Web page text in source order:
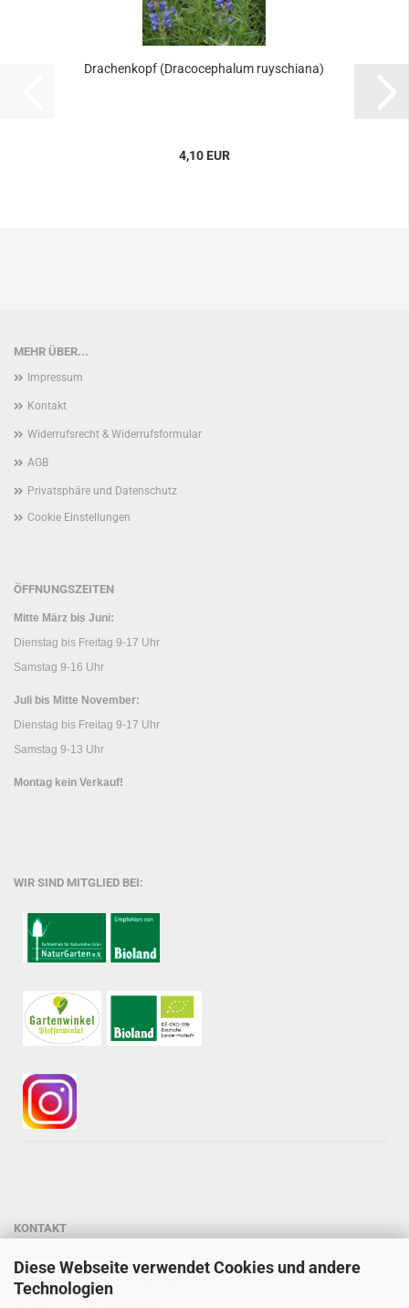
Diese Webseite verwendet Cookies und andere
Technologien
Drachenkopf (Dracocephalum ruyschiana)
4,10 EUR
MEHR ÜBER...
Impressum
Kontakt
Widerrufsrecht & Widerrufsformular
AGB
Privatsphäre und Datenschutz
Cookie Einstellungen
ÖFFNUNGSZEITEN
Mitte März bis Juni:
Dienstag bis Freitag 9-17 Uhr
Samstag 9-16 Uhr
Juli bis Mitte November:
Dienstag bis Freitag 9-17 Uhr
Samstag 9-13 Uhr
Montag kein Verkauf!
WIR SIND MITGLIED BEI:
KONTAKT
Dipl.-Ing. Susanne Spatz-Behmenburg